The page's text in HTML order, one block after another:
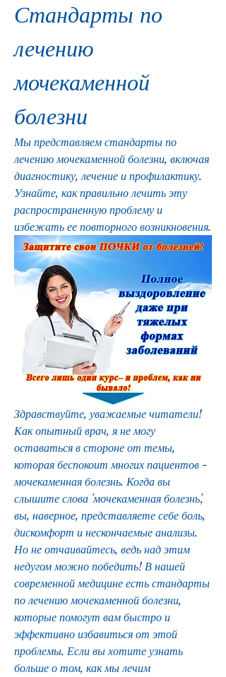
Стандарты по
лечению
мочекаменной
болезни
Мы представляем стандарты по
лечению мочекаменной болезни, включая
диагностику, лечение и профилактику.
Узнайте, как правильно лечить эту
распространенную проблему и
избежать ее повторного возникновения.
Здравствуйте, уважаемые читатели!
Как опытный врач, я не могу
оставаться в стороне от темы,
которая беспокоит многих пациентов -
мочекаменная болезнь. Когда вы
слышите слова 'мочекаменная болезнь',
вы, наверное, представляете себе боль,
дискомфорт и нескончаемые анализы.
Но не отчаивайтесь, ведь над этим
недугом можно победить! В нашей
современной медицине есть стандарты
по лечению мочекаменной болезни,
которые помогут вам быстро и
эффективно избавиться от этой
проблемы. Если вы хотите узнать
больше о том, как мы лечим